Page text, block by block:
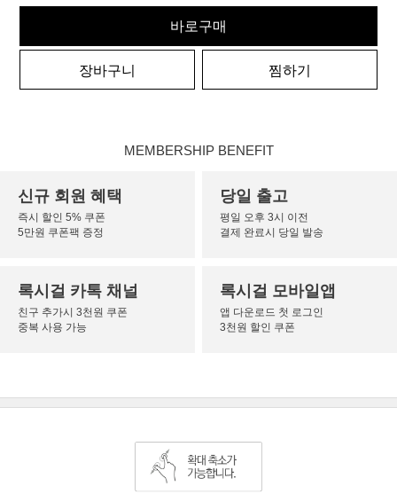
바로구매
장바구니 찜하기
MEMBERSHIP BENEFIT
신규 회원 혜택
즉시 할인 5% 쿠폰
5만원 쿠폰팩 증정
당일 출고
평일 오후 3시 이전
결제 완료시 당일 발송
록시걸 카톡 채널
친구 추가시 3천원 쿠폰
중복 사용 가능
록시걸 모바일앱
앱 다운로드 첫 로그인
3천원 할인 쿠폰